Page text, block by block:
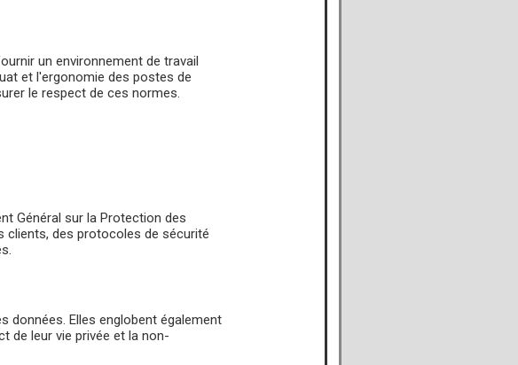
un environnement de travail
et l'ergonomie des postes de
le respect de ces normes.
Général sur la Protection des
clients, des protocoles de sécurité
données. Elles englobent également
de leur vie privée et la non-